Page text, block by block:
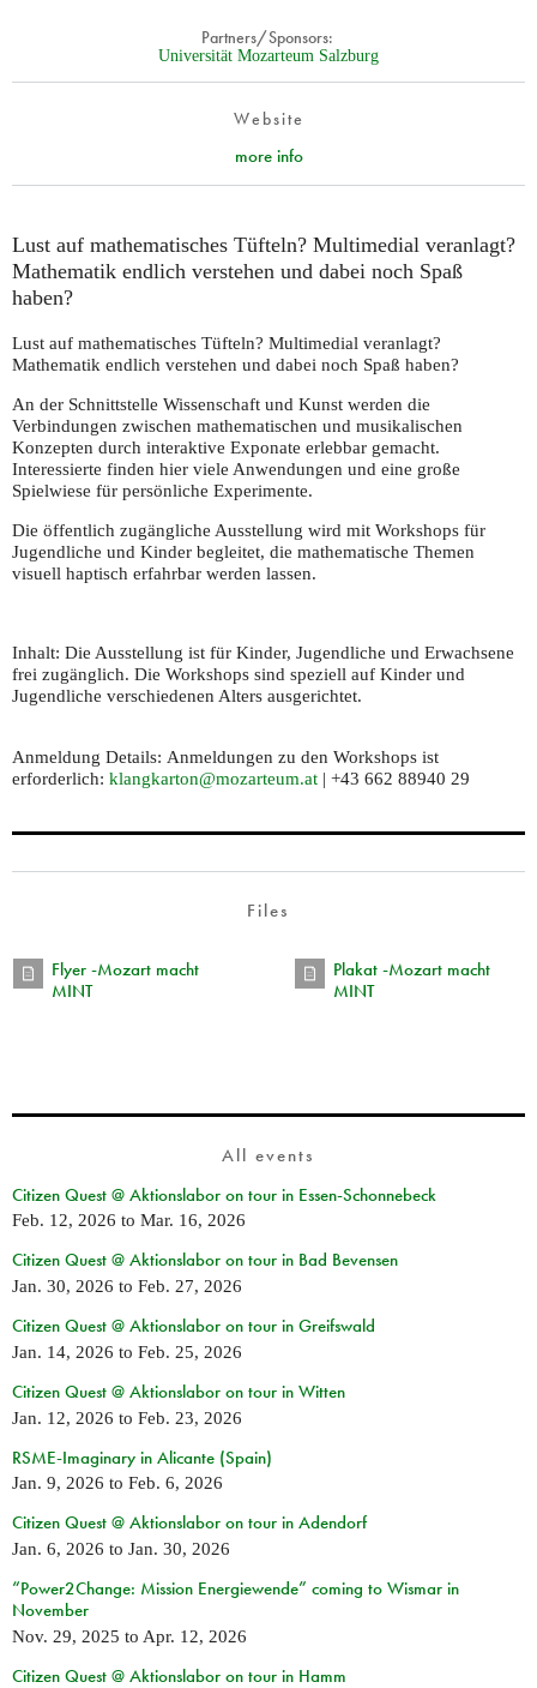
Partners/Sponsors:
Universität Mozarteum Salzburg
Website
more info
Lust auf mathematisches Tüfteln? Multimedial veranlagt?
Mathematik endlich verstehen und dabei noch Spaß
haben?
Lust auf mathematisches Tüfteln? Multimedial veranlagt?
Mathematik endlich verstehen und dabei noch Spaß haben?
An der Schnittstelle Wissenschaft und Kunst werden die
Verbindungen zwischen mathematischen und musikalischen
Konzepten durch interaktive Exponate erlebbar gemacht.
Interessierte finden hier viele Anwendungen und eine große
Spielwiese für persönliche Experimente.
Die öffentlich zugängliche Ausstellung wird mit Workshops für
Jugendliche und Kinder begleitet, die mathematische Themen
visuell haptisch erfahrbar werden lassen.
Inhalt: Die Ausstellung ist für Kinder, Jugendliche und Erwachsene
frei zugänglich. Die Workshops sind speziell auf Kinder und
Jugendliche verschiedenen Alters ausgerichtet.
Anmeldung Details: Anmeldungen zu den Workshops ist
erforderlich: klangkarton@mozarteum.at | +43 662 88940 29
Files
Flyer -Mozart macht
MINT
Plakat -Mozart macht
MINT
All events
Citizen Quest @ Aktionslabor on tour in Essen-Schonnebeck
Feb. 12, 2026 to Mar. 16, 2026
Citizen Quest @ Aktionslabor on tour in Bad Bevensen
Jan. 30, 2026 to Feb. 27, 2026
Citizen Quest @ Aktionslabor on tour in Greifswald
Jan. 14, 2026 to Feb. 25, 2026
Citizen Quest @ Aktionslabor on tour in Witten
Jan. 12, 2026 to Feb. 23, 2026
RSME-Imaginary in Alicante (Spain)
Jan. 9, 2026 to Feb. 6, 2026
Citizen Quest @ Aktionslabor on tour in Adendorf
Jan. 6, 2026 to Jan. 30, 2026
“Power2Change: Mission Energiewende” coming to Wismar in
November
Nov. 29, 2025 to Apr. 12, 2026
Citizen Quest @ Aktionslabor on tour in Hamm